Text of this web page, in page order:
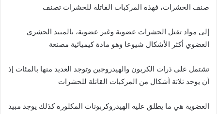
صنف الحشرات، فهذه المركبات القاتلة للحشرات تصنف
إلى مواد تقتل الحشرات عضوية وغير عضوية، بالمبيد الحشري
العضوي أكثر الأشكال شيوعا وهو مادة كيميائية مصنعة
تشتمل على ذرات الكربون والهيدروجين وتوجد العديد منها بالمئات إذ
أن يوجد ثلاثة أشكال من المركبات القاتلة للحشرات
العضوية هي ما يطلق عليه الهيدروكربونات المكلورة كذلك يوجد مبيد